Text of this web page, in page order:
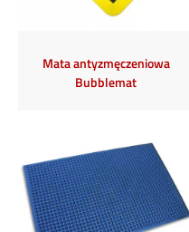
Mata antyzmęczeniowa
Bubblemat